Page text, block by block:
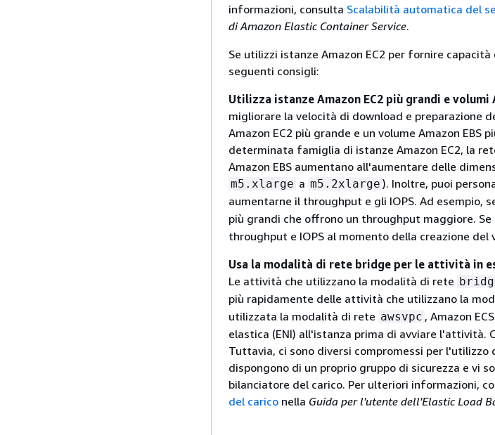
informazioni, consulta Scalabilità automatica del
di Amazon Elastic Container Service.
Se utilizzi istanze Amazon EC2 per fornire
seguenti consigli:
Utilizza istanze Amazon EC2 più grandi e volumi
migliorare la velocità di download e preparazione
Amazon EC2 più grande e un volume Amazon EBS
determinata famiglia di istanze Amazon EC2, la
Amazon EBS aumentano all'aumentare delle
m5.xlarge a m5.2xlarge ). Inoltre, puoi
aumentarne il throughput e gli IOPS. Ad esempio,
più grandi che offrono un throughput maggiore.
throughput e IOPS al momento della creazione del
Usa la modalità di rete bridge per le attività in
Le attività che utilizzano la modalità di rete
più rapidamente delle attività che utilizzano la
utilizzata la modalità di rete awsvpc , Amazon
elastica (ENI) all'istanza prima di avviare l'attività.
Tuttavia, ci sono diversi compromessi per
dispongono di un proprio gruppo di sicurezza e vi
bilanciatore del carico. Per ulteriori informazioni,
del carico nella Guida per l'utente dell'Elastic Load